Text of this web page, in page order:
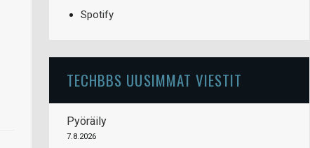
Spotify
TECHBBS UUSIMMAT VIESTIT
Pyöräily
7.8.2026